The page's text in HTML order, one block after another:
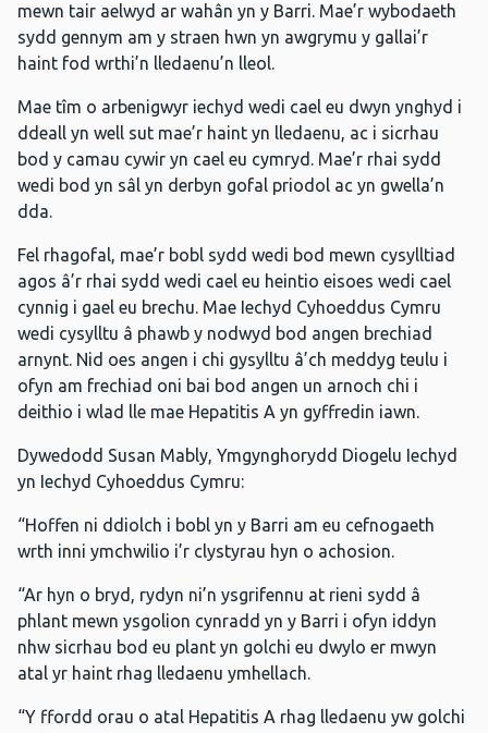
mewn tair aelwyd ar wahân yn y Barri. Mae’r wybodaeth
sydd gennym am y straen hwn yn awgrymu y gallai’r
haint fod wrthi’n lledaenu’n lleol.
Mae tîm o arbenigwyr iechyd wedi cael eu dwyn ynghyd i
ddeall yn well sut mae’r haint yn lledaenu, ac i sicrhau
bod y camau cywir yn cael eu cymryd. Mae’r rhai sydd
wedi bod yn sâl yn derbyn gofal priodol ac yn gwella’n
dda.
Fel rhagofal, mae’r bobl sydd wedi bod mewn cysylltiad
agos â’r rhai sydd wedi cael eu heintio eisoes wedi cael
cynnig i gael eu brechu. Mae Iechyd Cyhoeddus Cymru
wedi cysylltu â phawb y nodwyd bod angen brechiad
arnynt. Nid oes angen i chi gysylltu â’ch meddyg teulu i
ofyn am frechiad oni bai bod angen un arnoch chi i
deithio i wlad lle mae Hepatitis A yn gyffredin iawn.
Dywedodd Susan Mably, Ymgynghorydd Diogelu Iechyd
yn Iechyd Cyhoeddus Cymru:
“Hoffen ni ddiolch i bobl yn y Barri am eu cefnogaeth
wrth inni ymchwilio i’r clystyrau hyn o achosion.
“Ar hyn o bryd, rydyn ni’n ysgrifennu at rieni sydd â
phlant mewn ysgolion cynradd yn y Barri i ofyn iddyn
nhw sicrhau bod eu plant yn golchi eu dwylo er mwyn
atal yr haint rhag lledaenu ymhellach.
“Y ffordd orau o atal Hepatitis A rhag lledaenu yw golchi